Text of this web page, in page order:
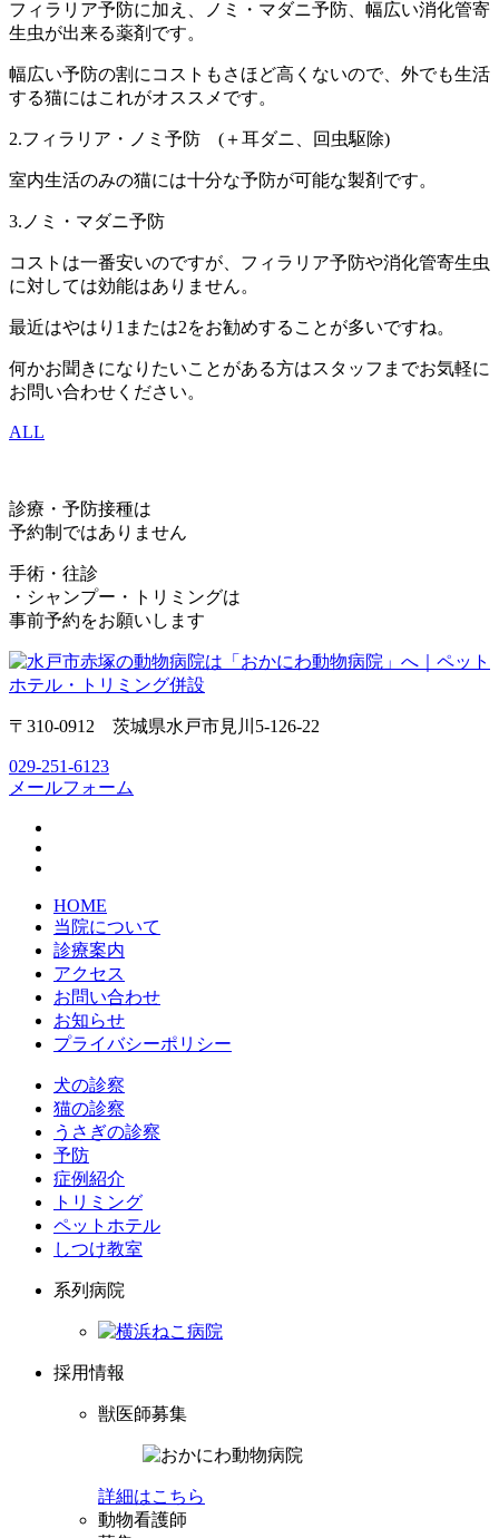
フィラリア予防に加え、ノミ・マダニ予防、幅広い消化管寄
生虫が出来る薬剤です。
幅広い予防の割にコストもさほど高くないので、外でも生活
する猫にはこれがオススメです。
2.フィラリア・ノミ予防 (＋耳ダニ、回虫駆除)
室内生活のみの猫には十分な予防が可能な製剤です。
3.ノミ・マダニ予防
コストは一番安いのですが、フィラリア予防や消化管寄生虫
に対しては効能はありません。
最近はやはり1または2をお勧めすることが多いですね。
何かお聞きになりたいことがある方はスタッフまでお気軽に
お問い合わせください。
ALL
診療・予防接種は
予約制ではありません
手術・往診
・シャンプー・トリミングは
事前予約をお願いします
〒310-0912 茨城県水戸市見川5-126-22
029-251-6123
メールフォーム
HOME
当院について
診療案内
アクセス
お問い合わせ
お知らせ
プライバシーポリシー
犬の診察
猫の診察
うさぎの診察
予防
症例紹介
トリミング
ペットホテル
しつけ教室
系列病院
採用情報
獣医師募集
詳細はこちら
動物看護師